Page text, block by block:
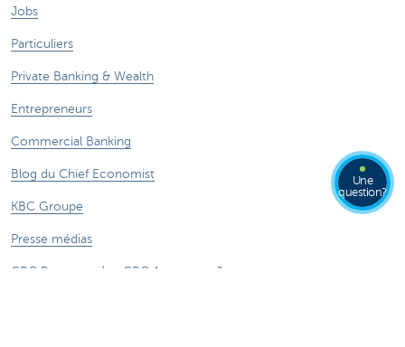
Jobs
Particuliers
Private Banking & Wealth
Entrepreneurs
Commercial Banking
Blog du Chief Economist
KBC Groupe
Presse médias
CBC Banque et/ou CBC Assurances?
Une
question?